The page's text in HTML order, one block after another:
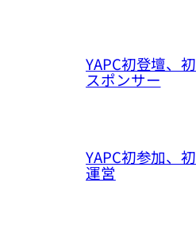
YAPC初登壇、初
スポンサー
YAPC初参加、初
運営